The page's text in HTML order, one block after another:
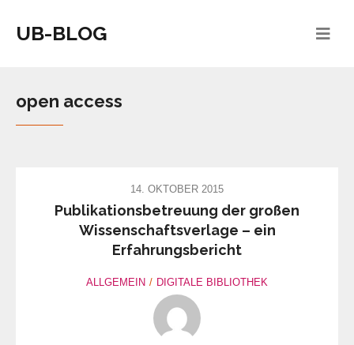
UB-BLOG
open access
14. OKTOBER 2015
Publikationsbetreuung der großen
Wissenschaftsverlage – ein
Erfahrungsbericht
ALLGEMEIN DIGITALE BIBLIOTHEK